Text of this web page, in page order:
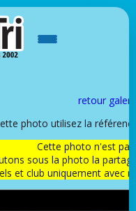
retour
photo utilisez la
Cette photo n'est
sous la photo la
et club uniquement avec